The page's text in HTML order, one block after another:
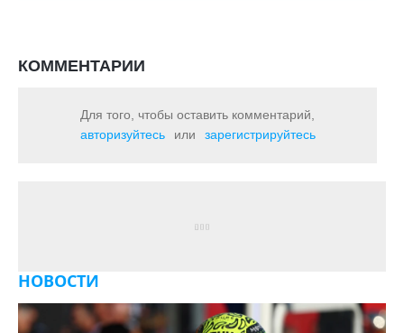
КОММЕНТАРИИ
Для того, чтобы оставить комментарий,
авторизуйтесь
или зарегистрируйтесь
НОВОСТИ